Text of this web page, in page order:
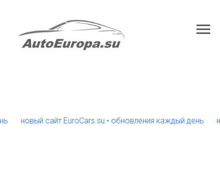
новый сайт EuroCars.su • обновления каждый день новый